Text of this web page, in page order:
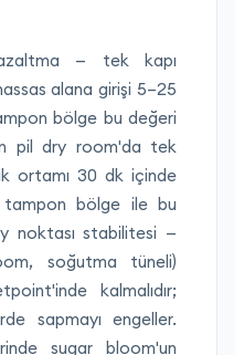
— tek kapı
alana girişi 5–25
bölge bu değeri
pil dry room'da tek
ortamı 30 dk içinde
tampon bölge ile bu
noktası stabilitesi —
soğutma tüneli)
kalmalıdır;
sapmayı engeller.
sugar bloom'un